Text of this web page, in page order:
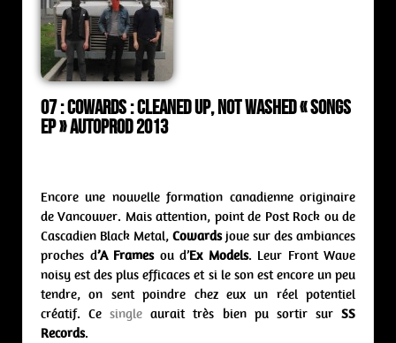
07 : Cowards : cleaned up, not washed«Songs
ep » Autoprod 2013
Encore une nouvelle formation canadienne originaire
de Vancouver. Mais attention, point de Post Rock ou de
Cascadien Black Metal, Cowardsjoue sur des ambiances
proches d’A Frames ou d’Ex Models. Leur Front Wave
noisy est des plus efficaces et si le son est encore un peu
tendre, on sent poindre chez eux un réel potentiel
créatif. Ce single aurait très bien pu sortir surSS
Records.